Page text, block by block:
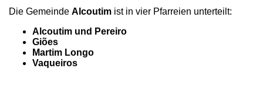
Die Gemeinde Alcoutim ist in vier Pfarreien unterteilt:
Alcoutim und Pereiro
Giões
Martim Longo
Vaqueiros